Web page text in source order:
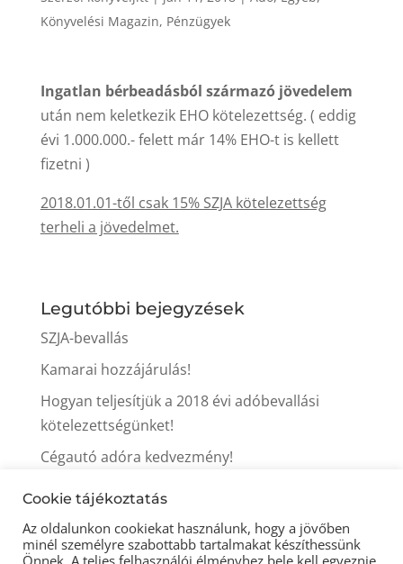
Könyvelési Magazin, Pénzügyek
Ingatlan bérbeadásból származó jövedelem
után nem keletkezik EHO kötelezettség. ( eddig
évi 1.000.000.- felett már 14% EHO-t is kellett
fizetni )
2018.01.01-től csak 15% SZJA kötelezettség
terheli a jövedelmet.
Legutóbbi bejegyzések
SZJA-bevallás
Kamarai hozzájárulás!
Hogyan teljesítjük a 2018 évi adóbevallási
kötelezettségünket!
Cégautó adóra kedvezmény!
Itt a tavasz, itt az iparűzési adó fizetés ideje is!
Cookie tájékoztatás
Az oldalunkon cookiekat használunk, hogy a jövőben
minél személyre szabottabb tartalmakat készíthessünk
Önnek. A teljes felhasználói élményhez bele kell egyeznie